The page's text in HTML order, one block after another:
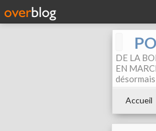
DE LA
EN
Accueil